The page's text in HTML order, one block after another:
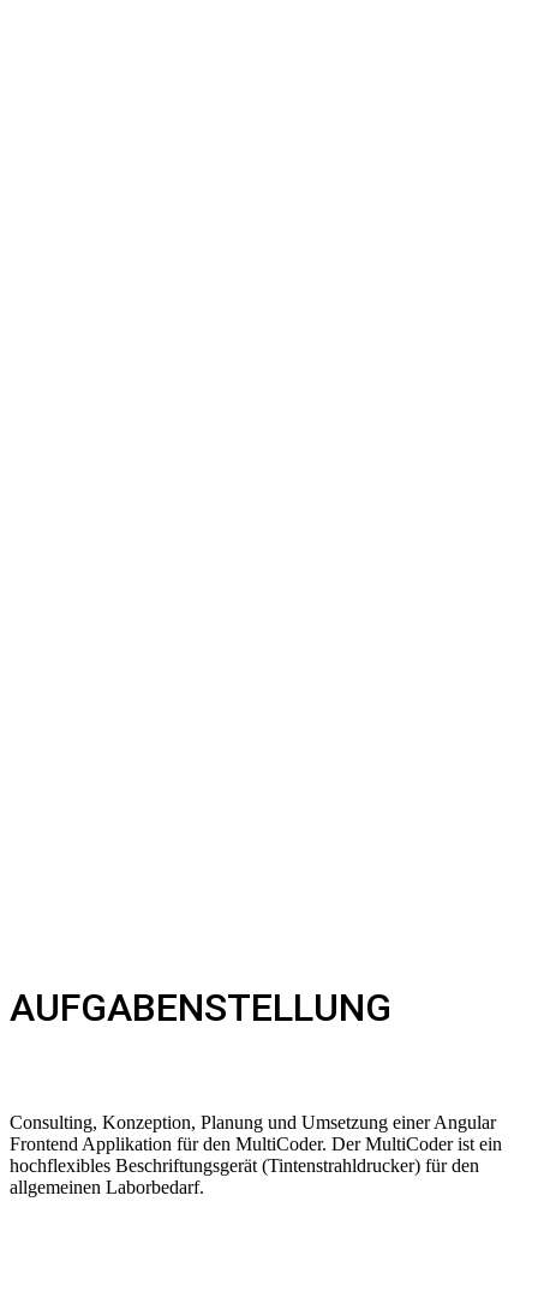
AUFGABENSTELLUNG
Consulting, Konzeption, Planung und Umsetzung einer Angular
Frontend Applikation für den MultiCoder. Der MultiCoder ist ein
hochflexibles Beschriftungsgerät (Tintenstrahldrucker) für den
allgemeinen Laborbedarf.